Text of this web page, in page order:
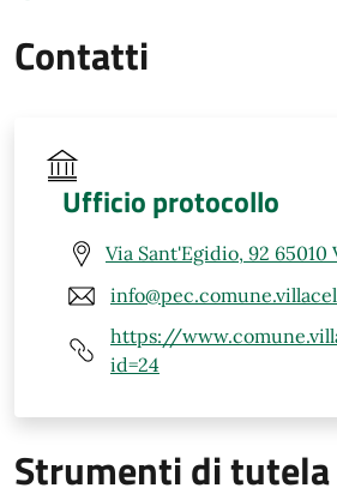
Contatti
Ufficio protocollo
Via Sant'Egidio, 92 65010
https://
id=24
Strumenti di tutela